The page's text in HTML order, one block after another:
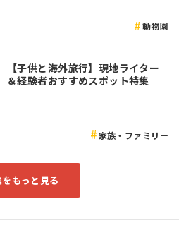
動物園
【子供と海外旅行】現地ライター
＆経験者おすすめスポット特集
家族・ファミリー
もっと見る